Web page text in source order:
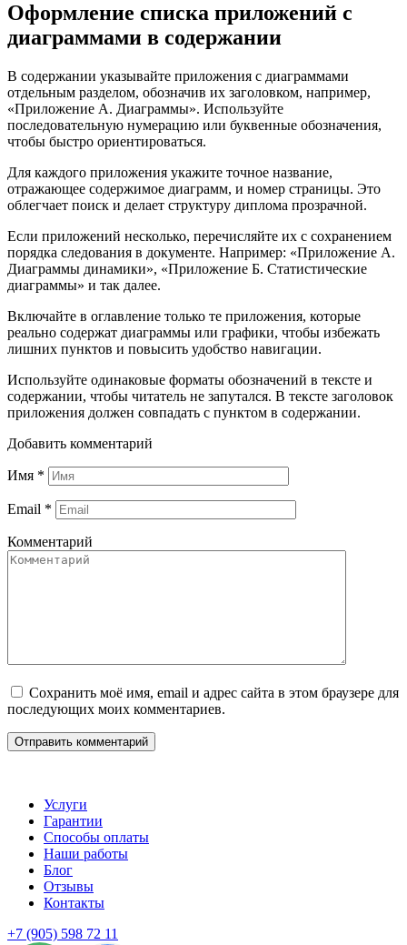
Оформление списка приложений с
диаграммами в содержании
В содержании указывайте приложения с диаграммами
отдельным разделом, обозначив их заголовком, например,
«Приложение А. Диаграммы». Используйте
последовательную нумерацию или буквенные обозначения,
чтобы быстро ориентироваться.
Для каждого приложения укажите точное название,
отражающее содержимое диаграмм, и номер страницы. Это
облегчает поиск и делает структуру диплома прозрачной.
Если приложений несколько, перечисляйте их с сохранением
порядка следования в документе. Например: «Приложение А.
Диаграммы динамики», «Приложение Б. Статистические
диаграммы» и так далее.
Включайте в оглавление только те приложения, которые
реально содержат диаграммы или графики, чтобы избежать
лишних пунктов и повысить удобство навигации.
Используйте одинаковые форматы обозначений в тексте и
содержании, чтобы читатель не запутался. В тексте заголовок
приложения должен совпадать с пунктом в содержании.
Добавить комментарий
Имя *
Email *
Комментарий
Сохранить моё имя, email и адрес сайта в этом браузере для
последующих моих комментариев.
Услуги
Гарантии
Способы оплаты
Наши работы
Блог
Отзывы
Контакты
+7 (905) 598 72 11